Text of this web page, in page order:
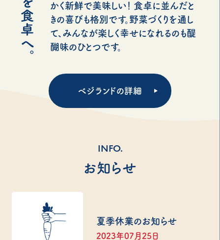
かく新鮮で美味しい！ 食卓に並んだと
きの喜びも格別です。野菜づくりを通し
て、みんなが楽しく幸せになれるのも醍
醐味のひとつです。
ベジランドの詳細
INFO.
お知らせ
夏季休業のお知らせ
2023年07月25日